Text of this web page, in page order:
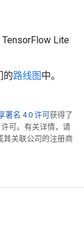
Lite
的路线图中。
署名 4.0 许可获得了
可。有关详情，请
其关联公司的注册商